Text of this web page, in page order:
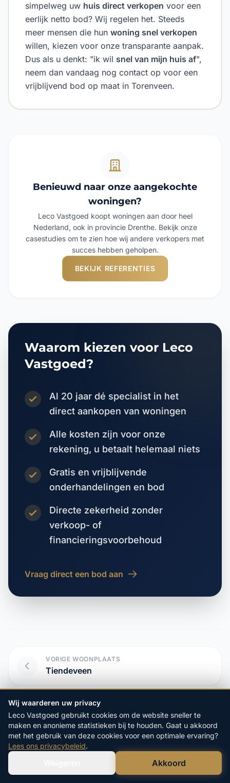
simpelweg uw huis direct verkopen voor een
eerlijk netto bod? Wij regelen het. Steeds
meer mensen die hun woning snel verkopen
willen, kiezen voor onze transparante aanpak.
Dus als u denkt: "ik wil snel van mijn huis af",
neem dan vandaag nog contact op voor een
vrijblijvend bod op maat in Torenveen.
Benieuwd naar onze aangekochte
woningen?
Leco Vastgoed koopt woningen aan door heel
Nederland, ook in provincie Drenthe. Bekijk onze
casestudies om te zien hoe wij andere verkopers met
succes hebben geholpen.
BEKIJK REFERENTIES
Waarom kiezen voor Leco
Vastgoed?
Al 20 jaar dé specialist in het
direct aankopen van woningen
Alle kosten zijn voor onze
rekening, u betaalt helemaal niets
Gratis en vrijblijvende
onderhandelingen en bod
Directe zekerheid zonder
verkoop- of
financieringsvoorbehoud
Vraag direct een bod aan
VORIGE WOONPLAATS
Tiendeveen
Tweede Dwarsdiep
Start hier uw vrijblijvende
aanvraag:
Bel Ons Direct
Wij waarderen uw privacy
Leco Vastgoed gebruikt cookies om de website sneller te
maken en anonieme statistieken bij te houden. Gaat u akkoord
met het gebruik van deze cookies voor een optimale ervaring?
Lees ons privacybeleid.
Akkoord